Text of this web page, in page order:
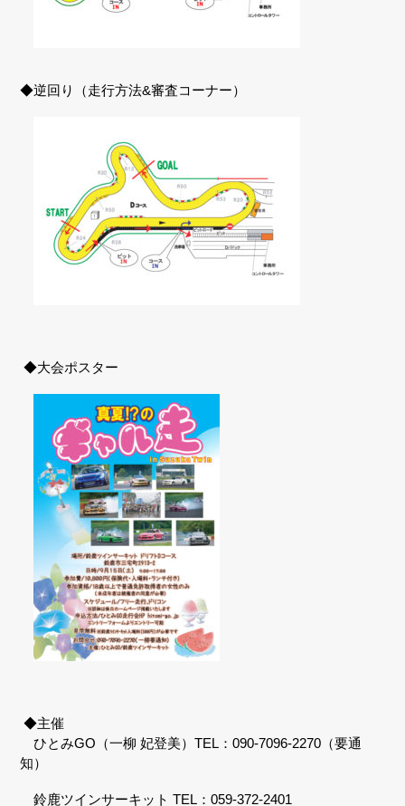
◆逆回り（走行方法&審査コーナー）
◆大会ポスター
◆主催
ひとみGO（一柳 妃登美）TEL：090-7096-2270（要通
知）
鈴鹿ツインサーキット TEL：059-372-2401